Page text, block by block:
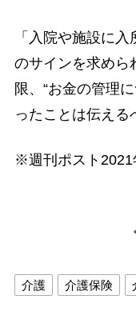
「入院や施設に
のサインを求めら
限、“お金の管理
ったことは伝える
※週刊ポスト2021
介護 介護保険